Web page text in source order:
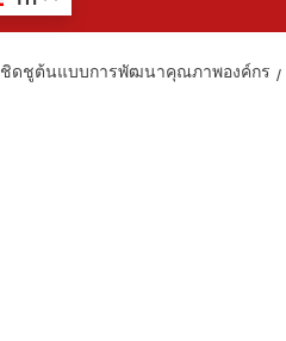
เชิดชูต้นแบบการพัฒนาคุณภาพองค์กร